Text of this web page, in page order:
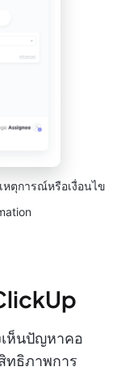
หตุการณ์หรือเงื่อนไข
เห็นปัญหาคอ
ทธิภาพการ